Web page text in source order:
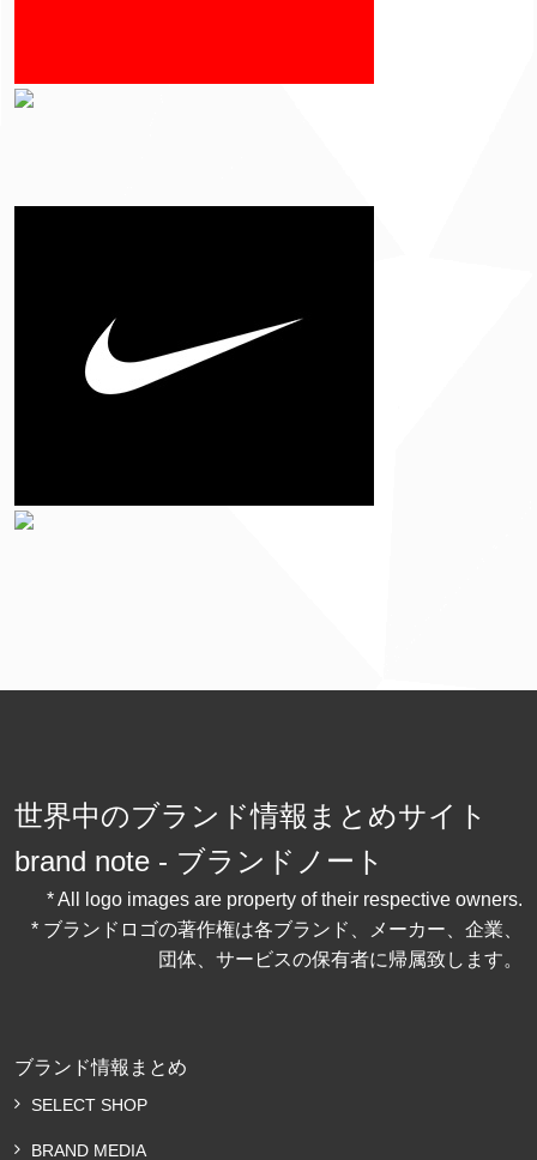
世界中のブランド情報まとめサイト
brand note - ブランドノート
* All logo images are property of their respective owners.
* ブランドロゴの著作権は各ブランド、メーカー、企業、
団体、サービスの保有者に帰属致します。
ブランド情報まとめ
SELECT SHOP
BRAND MEDIA